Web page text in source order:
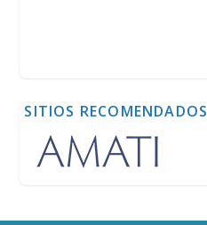
SITIOS RECOMENDADOS